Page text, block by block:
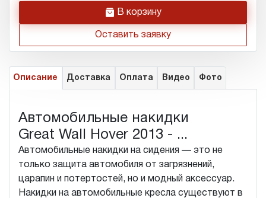
h В корзину
Оставить заявку
Описание Доставка Оплата Видео Фото
Автомобильные накидки
Great Wall Hover 2013 - ...
Автомобильные накидки на сидения — это не
только защита автомобиля от загрязнений,
царапин и потертостей, но и модный аксессуар.
Накидки на автомобильные кресла существуют в